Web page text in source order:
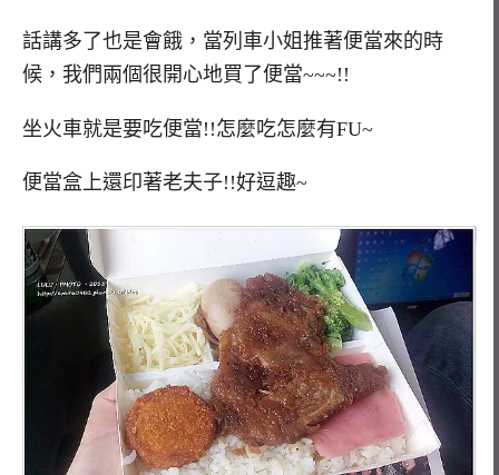
話講多了也是會餓，當列車小姐推著便當來的時
候，我們兩個很開心地買了便當~~~!!
坐火車就是要吃便當!!怎麼吃怎麼有FU~
便當盒上還印著老夫子!!好逗趣~